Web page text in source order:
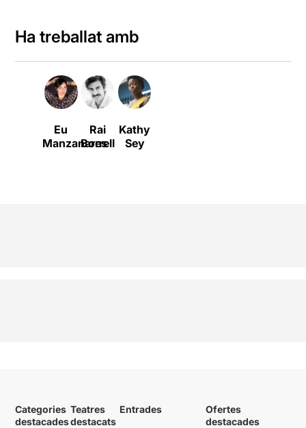
Ha treballat amb
Eu
Manzanares
Rai
Borrell
Kathy
Sey
Categories
destacades
Teatres
destacats
Entrades
Ofertes
destacades